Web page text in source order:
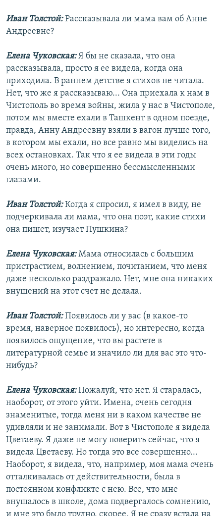
Иван Толстой:Рассказывала ли мама вам об Анне
Андреевне?
Елена Чуковская:Я бы не сказала, что она
рассказывала, просто я ее видела, когда она
приходила. В раннем детстве я стихов не читала.
Нет, что же я рассказываю... Она приехала к нам в
Чистополь во время войны, жила у нас в Чистополе,
потом мы вместе ехали в Ташкент в одном поезде,
правда, Анну Андреевну взяли в вагон лучше того,
в котором мы ехали, но все равно мы виделись на
всех остановках. Так что я ее видела в эти годы
очень много, но совершенно бессмысленными
глазами.
Иван Толстой:Когда я спросил, я имел в виду, не
подчеркивала ли мама, что она поэт, какие стихи
она пишет, изучает Пушкина?
Елена Чуковская:Мама относилась с большим
пристрастием, волнением, почитанием, что меня
даже несколько раздражало. Нет, мне она никаких
внушений на этот счет не делала.
Иван Толстой:Появилось ли у вас (в какое-то
время, наверное появилось), но интересно, когда
появилось ощущение, что вы растете в
литературной семье и значило ли для вас это что-
нибудь?
Елена Чуковская:Пожалуй, что нет. Я старалась,
наоборот, от этого уйти. Имена, очень сегодня
знаменитые, тогда меня ни в каком качестве не
удивляли и не занимали. Вот в Чистополе я видела
Цветаеву. Я даже не могу поверить сейчас, что я
видела Цветаеву. Но тогда это все совершенно...
Наоборот, я видела, что, например, моя мама очень
отталкивалась от действительности, была в
постоянном конфликте с нею. Все, что мне
внушалось в школе, дома подвергалось сомнению,